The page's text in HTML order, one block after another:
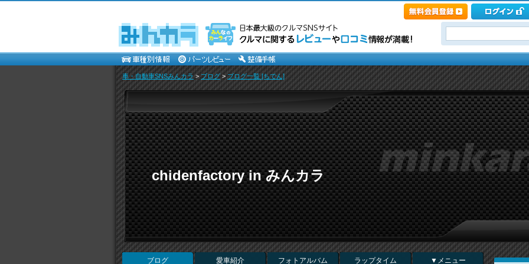
車・自動車SNSみんカラ>ブログ>ブログ一覧 [ちでん]
chidenfactory in みんカラ
ブログ 愛車紹介 フォトアルバム ラップタイム ▼メニュー